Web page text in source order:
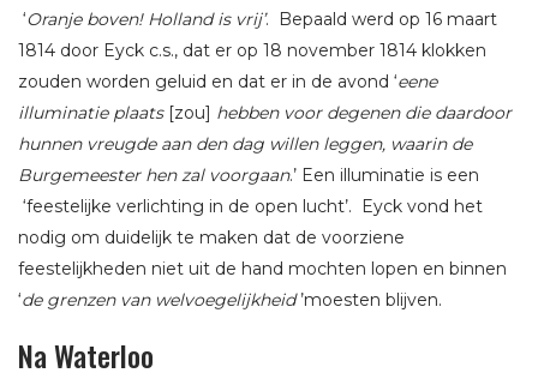
‘Oranje boven! Holland is vrij’. Bepaald werd op 16 maart
1814 door Eyck c.s., dat er op 18 november 1814 klokken
zouden worden geluid en dat er in de avond ‘eene
illuminatie plaats[zou] hebben voor degenen die daardoor
hunnen vreugde aan den dag willen leggen, waarin de
Burgemeester hen zal voorgaan.’ Een illuminatie is een
‘feestelijke verlichting in de open lucht’. Eyck vond het
nodig om duidelijk te maken dat de voorziene
feestelijkheden niet uit de hand mochten lopen en binnen
‘de grenzen van welvoegelijkheid’moesten blijven.
Na Waterloo